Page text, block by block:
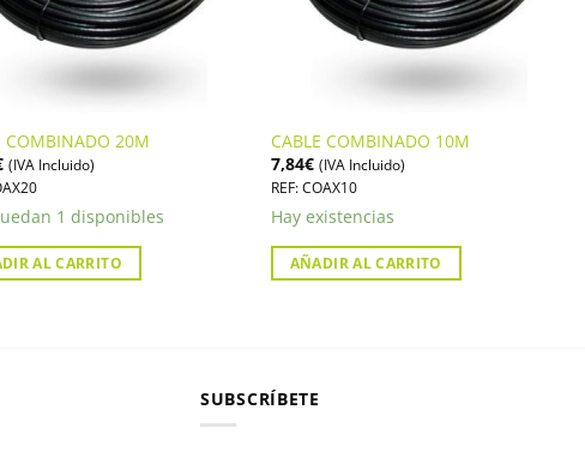
COMBINADO 20M
(IVA Incluido)
1 disponibles
AL CARRITO
CABLE COMBINADO 10M
7,84€ (IVA Incluido)
REF: COAX10
Hay existencias
AÑADIR AL CARRITO
SUBSCRÍBETE